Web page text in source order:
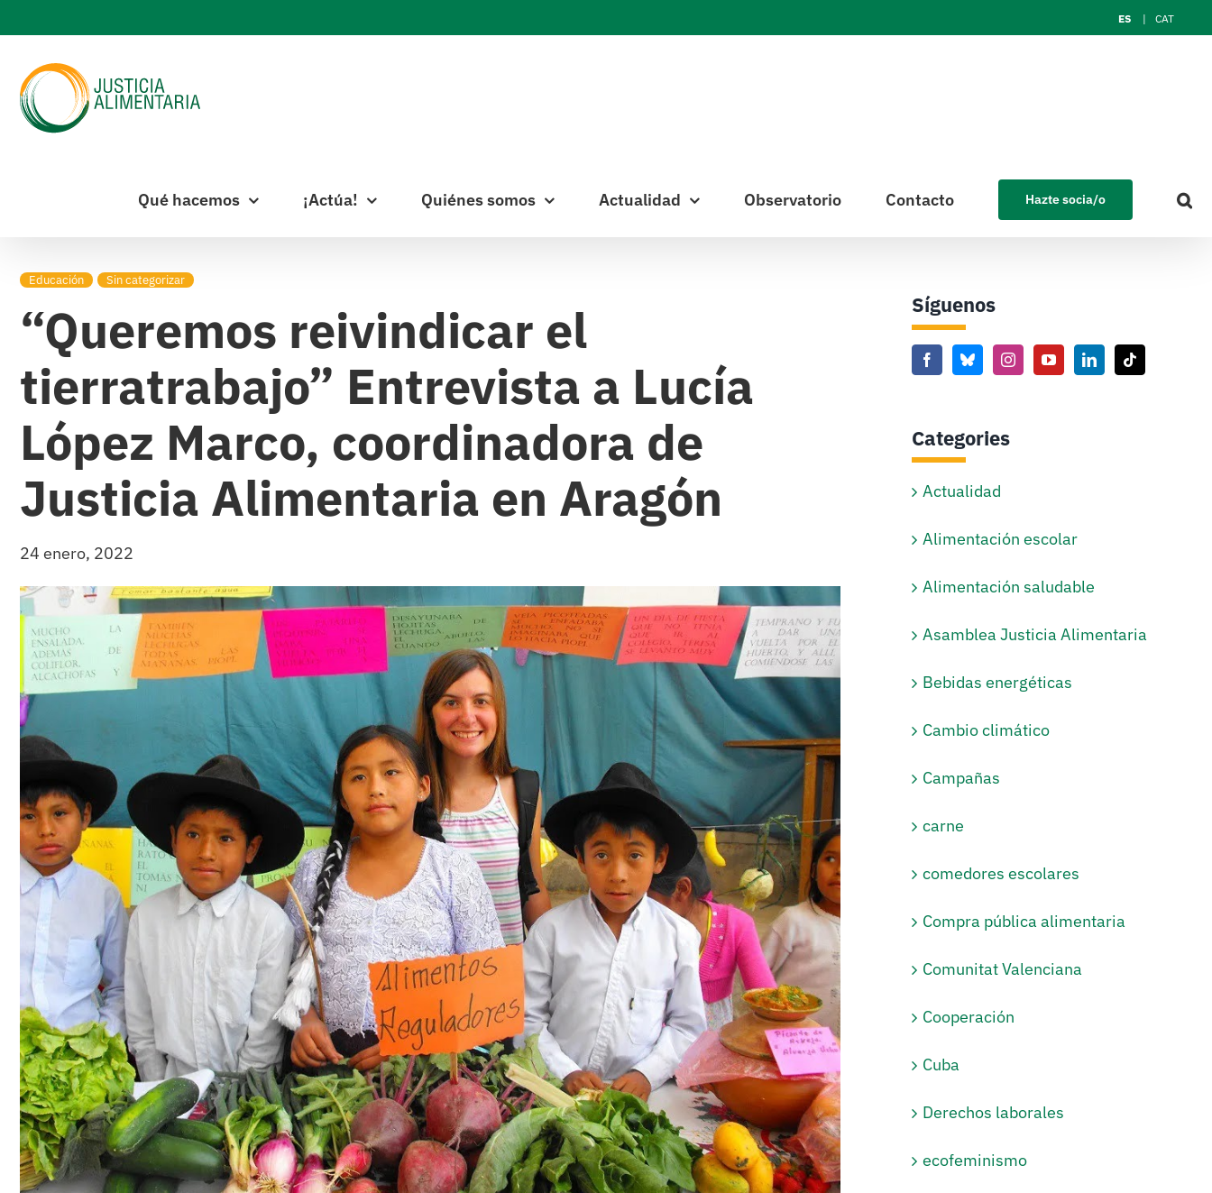
to
content
ES CAT
Qué hacemos ¡Actúa! Quiénes somos Actualidad Observatorio Contacto Hazte socia/o
Educación Sin categorizar
“Queremos reivindicar el
tierratrabajo” Entrevista a Lucía
López Marco, coordinadora de
Justicia Alimentaria en Aragón
24 enero, 2022
Síguenos
Categories
Actualidad
Alimentación escolar
Alimentación saludable
Asamblea Justicia Alimentaria
Bebidas energéticas
Cambio climático
Campañas
carne
comedores escolares
Compra pública alimentaria
Comunitat Valenciana
Cooperación
Cuba
Derechos laborales
ecofeminismo